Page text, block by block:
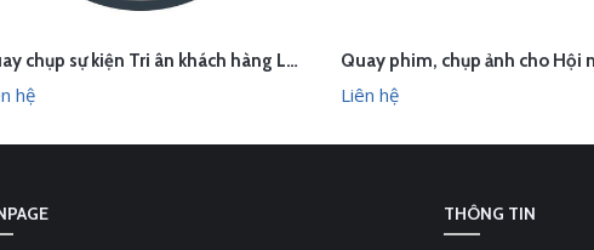
LIÊN HỆ XEM NHANH
Quay chụp sự kiện Tri ân khách hàng Le & Co Estate Agents
hệ
LIÊN HỆ XEM
Liên hệ
THÔNG TIN